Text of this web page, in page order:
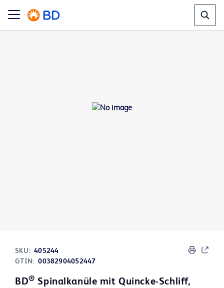
SKU: 405244
GTIN: 00382904052447
BD® Spinalkanüle mit Quincke-Schliff,